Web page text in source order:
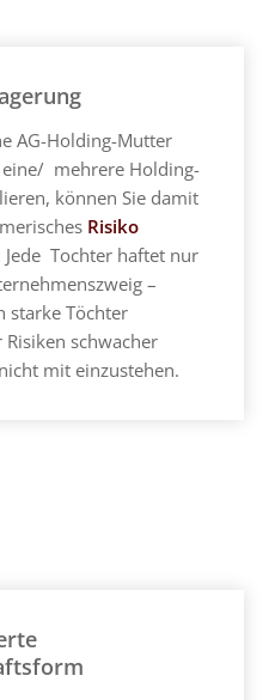
AG-Holding-Mutter
mehrere Holding-
können Sie damit
Risiko
Jede Tochter haftet nur
–
starke Töchter
schwacher
mit einzustehen.